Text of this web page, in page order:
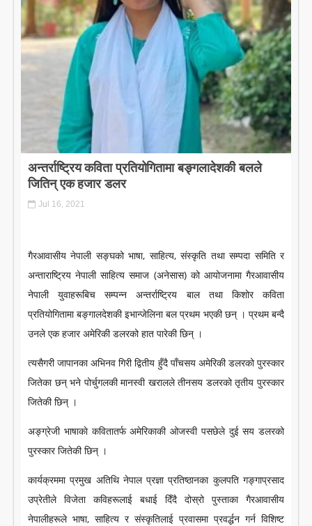
PUBLICATIONS
AWARDS
GALLERY
LITERATURE
अन्तर्राष्ट्रिय कविता प्रतियोगितामा बङ्गलादेशकी बलले
जितिन् एक हजार डलर
Jul 16, 2021
गैरआवासीय नेपाली सङ्घको भाषा, साहित्य, संस्कृति तथा सम्पदा समिति र
अन्ताराष्ट्रिय नेपाली साहित्य समाज (अनेसास) को आयोजनामा गैरआवासीय
नेपाली युवाहरूबिच सम्पन्न अन्तर्राष्ट्रिय बाल तथा किशोर कविता
प्रतियोगितामा बङ्गालदेशकी इभान्जेलिना बल प्रथम भएकी छन् । प्रथम बन्दै
उनले एक हजार अमेरिकी डलरको हात पारेकी छिन् ।
त्यसैगरी जापानका अभिनव गिरी द्वितीय हुँदै पाँचसय अमेरिकी डलरको पुरस्कार
जितेका छन् भने पोर्चुगलकी मानस्वी खरालले तीनसय डलरको तृतीय पुरस्कार
जितेकी छिन् ।
अङ्ग्रेजी भाषाकाे कवितातर्फ अमेरिकाकी ओजस्वी पसछेले दुई सय डलरको
पुरस्कार जितेकी छिन् ।
कार्यक्रममा प्रमुख अतिथि नेपाल प्रज्ञा प्रतिष्ठानका कुलपति गङ्गाप्रसाद
उप्रेतीले विजेता कविहरूलाई बधाई दिँदै दोस्रो पुस्ताका गैरआवासीय
नेपालीहरूले भाषा, साहित्य र संस्कृतिलाई प्रवासमा प्रवर्द्धन गर्न विशिष्ट